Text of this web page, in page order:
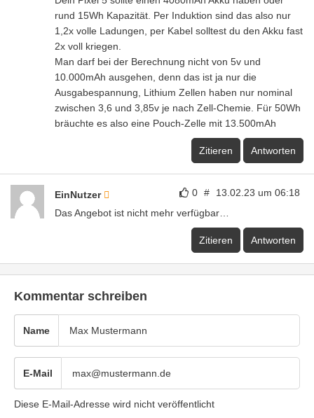
rund 15Wh Kapazität. Per Induktion sind das also nur
1,2x volle Ladungen, per Kabel solltest du den Akku fast
2x voll kriegen.
Man darf bei der Berechnung nicht von 5v und
10.000mAh ausgehen, denn das ist ja nur die
Ausgabespannung, Lithium Zellen haben nur nominal
zwischen 3,6 und 3,85v je nach Zell-Chemie. Für 50Wh
bräuchte es also eine Pouch-Zelle mit 13.500mAh
Zitieren Antworten
0 # 13.02.23 um 06:18
EinNutzer
Das Angebot ist nicht mehr verfügbar…
Zitieren Antworten
Kommentar schreiben
Name
E-Mail
Diese E-Mail-Adresse wird nicht veröffentlicht